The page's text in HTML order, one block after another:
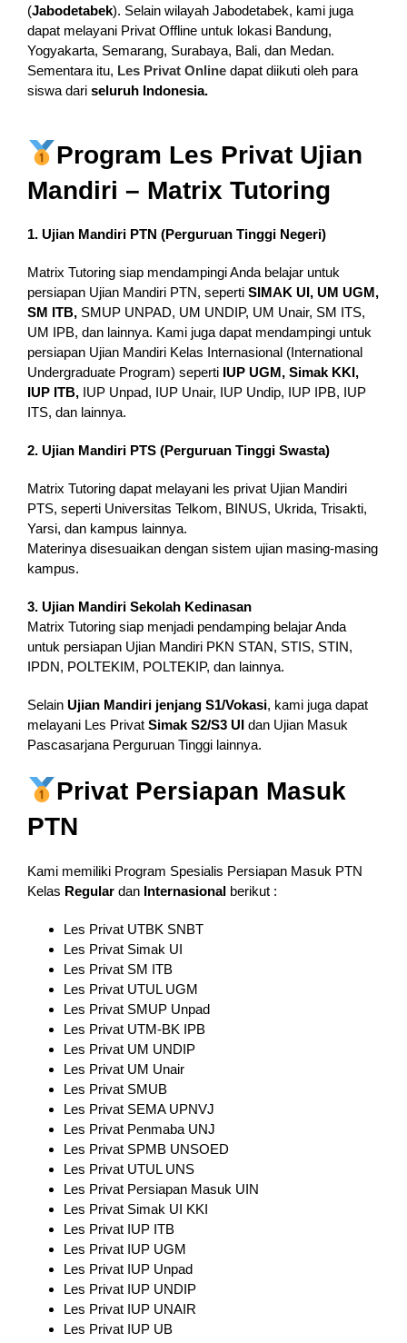
(Jabodetabek). Selain wilayah Jabodetabek, kami juga
dapat melayani Privat Offline untuk lokasi Bandung,
Yogyakarta, Semarang, Surabaya, Bali, dan Medan.
Sementara itu, Les Privat Onlinedapat diikuti oleh para
siswa dari seluruh Indonesia.
Program Les Privat Ujian
Mandiri – Matrix Tutoring
1. Ujian Mandiri PTN (Perguruan Tinggi Negeri)
Matrix Tutoring siap mendampingi Anda belajar untuk
persiapan Ujian Mandiri PTN, seperti SIMAK UI, UM UGM,
SM ITB, SMUP UNPAD, UM UNDIP, UM Unair, SM ITS,
UM IPB, dan lainnya. Kami juga dapat mendampingi untuk
persiapan Ujian Mandiri Kelas Internasional (International
Undergraduate Program) seperti IUP UGM, Simak KKI,
IUP ITB,IUP Unpad, IUP Unair, IUP Undip, IUP IPB, IUP
ITS, dan lainnya.
2. Ujian Mandiri PTS (Perguruan Tinggi Swasta)
Matrix Tutoring dapat melayani les privat Ujian Mandiri
PTS, seperti Universitas Telkom, BINUS, Ukrida, Trisakti,
Yarsi, dan kampus lainnya.
Materinya disesuaikan dengan sistem ujian masing-masing
kampus.
3. Ujian Mandiri Sekolah Kedinasan
Matrix Tutoring siap menjadi pendamping belajar Anda
untuk persiapan Ujian Mandiri PKN STAN, STIS, STIN,
IPDN, POLTEKIM, POLTEKIP, dan lainnya.
Selain Ujian Mandiri jenjang S1/Vokasi, kami juga dapat
melayani Les Privat Simak S2/S3 UIdan Ujian Masuk
Pascasarjana Perguruan Tinggi lainnya.
Privat Persiapan Masuk
PTN
Kami memiliki Program Spesialis Persiapan Masuk PTN
Kelas Regular dan Internasionalberikut :
Les Privat UTBK SNBT
Les Privat Simak UI
Les Privat SM ITB
Les Privat UTUL UGM
Les Privat SMUP Unpad
Les Privat UTM-BK IPB
Les Privat UM UNDIP
Les Privat UM Unair
Les Privat SMUB
Les Privat SEMA UPNVJ
Les Privat Penmaba UNJ
Les Privat SPMB UNSOED
Les Privat UTUL UNS
Les Privat Persiapan Masuk UIN
Les Privat Simak UI KKI
Les Privat IUP ITB
Les Privat IUP UGM
Les Privat IUP Unpad
Les Privat IUP UNDIP
Les Privat IUP UNAIR
Les Privat IUP UB